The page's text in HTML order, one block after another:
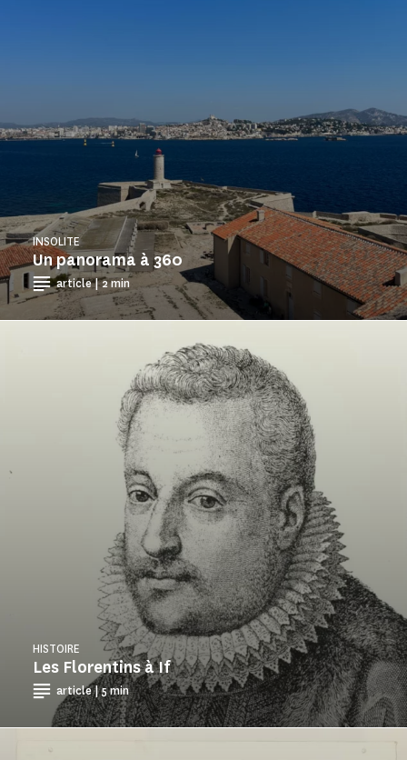
Un panorama à 360
INSOLITE
article | 2 min
Les Florentins à If
HISTOIRE
article | 5 min